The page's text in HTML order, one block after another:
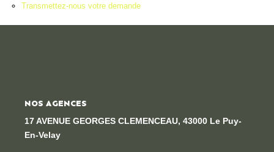
Locaux Professionnels
Transmettez-nous votre demande
NOS AGENCES
17 AVENUE GEORGES CLEMENCEAU, 43000 Le Puy-
En-Velay